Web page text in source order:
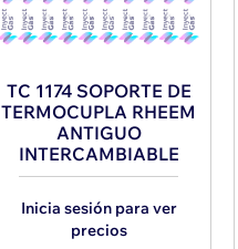
TC 1174 SOPORTE DE
TERMOCUPLA RHEEM
ANTIGUO
INTERCAMBIABLE
Inicia sesión para ver
precios